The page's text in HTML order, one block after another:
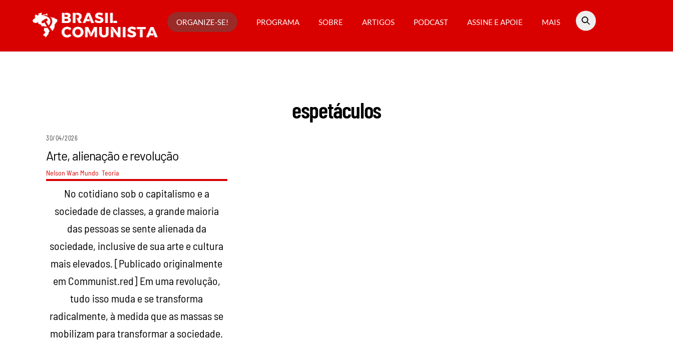
conteúdo
ORGANIZE-SE! PROGRAMA SOBRE ARTIGOS PODCAST ASSINE E APOIE MAIS
espetáculos
30/04/2026
Arte, alienação e revolução
Nelson Wan Mundo Teoria
No cotidiano sob o capitalismo e a
sociedade de classes, a grande maioria
das pessoas se sente alienada da
sociedade, inclusive de sua arte e cultura
mais elevados. [Publicado originalmente
em Communist.red] Em uma revolução,
tudo isso muda e se transforma
radicalmente, à medida que as massas se
mobilizam para transformar a sociedade.